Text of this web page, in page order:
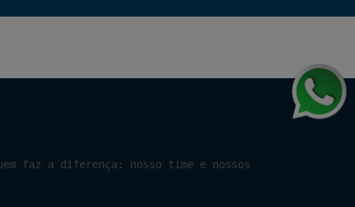
faz a diferença: nosso time e nossos